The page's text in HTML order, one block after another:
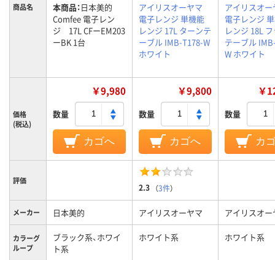
商品名 本商品：日本美的
Comfee 電子レン
ジ 17L CFーEM203
ーBK 1台
アイリスオーヤマ
電子レンジ 単機能
レンジ 17L ターンテ
ーブル IMB-T178-W
ホワイト
アイリスオー
電子レンジ
レンジ 18L
テーブル
W ホワイト
価格
(税込)
￥9,980
数量
カゴへ
￥9,800
数量
カゴへ
￥
数量
カ
評価
2.3 （3件）
メーカー 日本美的 アイリスオーヤマ アイリスオー
カラーグ
ループ
ブラック系、ホワイ
ト系
ホワイト系 ホワイト系